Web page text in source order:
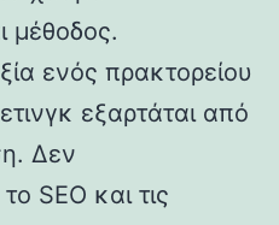
μέθοδος.
ενός πρακτορείου
εξαρτάται από
Δεν
SEO και τις